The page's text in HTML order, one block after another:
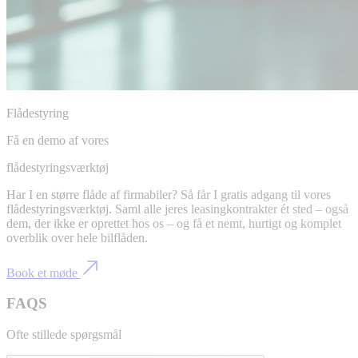
Flådestyring
Få en demo af vores
flådestyringsværktøj
Har I en større flåde af firmabiler? Så får I gratis adgang til vores
flådestyringsværktøj. Saml alle jeres leasingkontrakter ét sted – også
dem, der ikke er oprettet hos os – og få et nemt, hurtigt og komplet
overblik over hele bilflåden.
Book et møde
FAQS
Ofte stillede spørgsmål